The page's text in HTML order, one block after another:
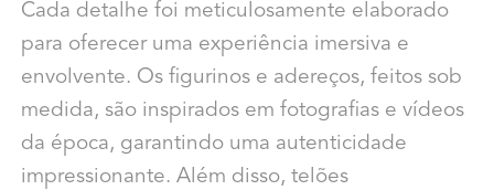
Cada detalhe foi meticulosamente elaborado
para oferecer uma experiência imersiva e
envolvente. Os figurinos e adereços, feitos sob
medida, são inspirados em fotografias e vídeos
da época, garantindo uma autenticidade
impressionante. Além disso, telões